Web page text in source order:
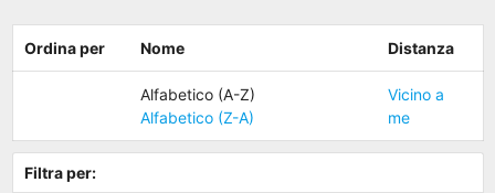
Ordina per Nome Distanza
Alfabetico (A-Z)
Alfabetico (Z-A)
Vicino a
me
Filtra per: